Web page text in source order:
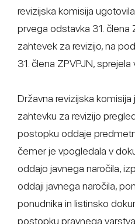
revizijska komisija
prvega odstavka 31. člena
zahtevek za revizijo, na
31. člena ZPVPJN, sprejela
Državna revizijska
zahtevku za revizijo
postopku oddaje
čemer je vpogledala v
oddajo javnega naročila,
oddaji javnega naročila,
ponudnika in listinsko
postopku pravnega